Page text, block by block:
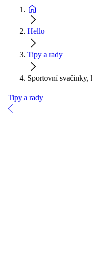
Hello
Tipy a rady
Sportovní svačinky,
Tipy a rady